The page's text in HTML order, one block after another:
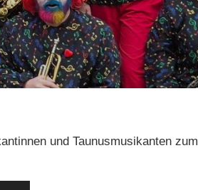
und Taunusmusikanten zum